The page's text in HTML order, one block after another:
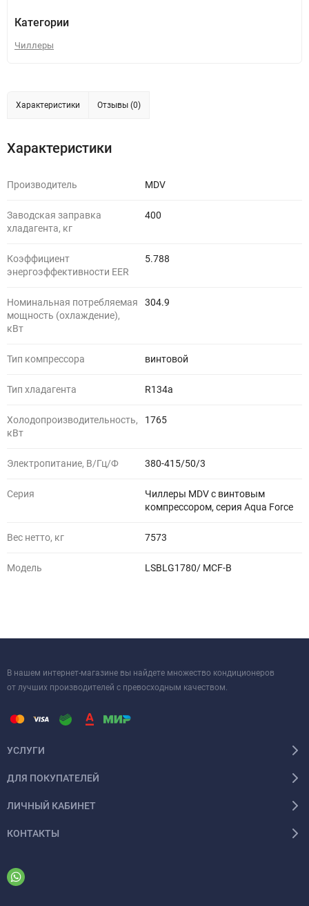
Категории
Чиллеры
Характеристики Отзывы (0)
Характеристики
Производитель MDV
Заводская заправка
хладагента, кг
400
Коэффициент
энергоэффективности EER
5.788
Номинальная потребляемая
мощность (охлаждение),
кВт
304.9
Тип компрессора винтовой
Тип хладагента R134a
Холодопроизводительность,
кВт
1765
Электропитание, В/Гц/Ф 380-415/50/3
Серия
Чиллеры MDV с винтовым
компрессором, серия Aqua Force
Вес нетто, кг 7573
Модель LSBLG1780/ MCF-B
В нашем интернет-магазине вы найдете множество кондиционеров
от лучших производителей с превосходным качеством.
УСЛУГИ
ДЛЯ ПОКУПАТЕЛЕЙ
ЛИЧНЫЙ КАБИНЕТ
КОНТАКТЫ